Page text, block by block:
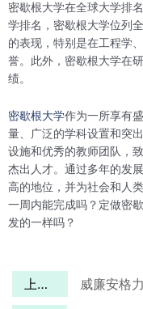
密歇根大学在全球大学排
学排名，密歇根大学位列
的表现，特别是在工程学
誉。此外，密歇根大学在
绩。
密歇根大学作为一所享有
量、广泛的学科设置和突
设施和优秀的教师团队，
杰出人才。通过多年的发
高的地位，并为社会和人
一周内能完成吗？定做密
发的一样吗？
上一篇